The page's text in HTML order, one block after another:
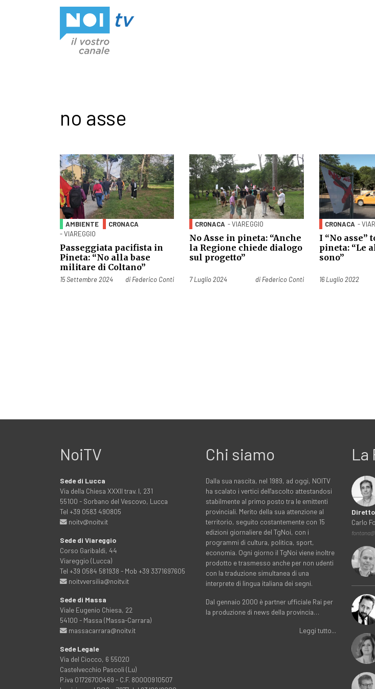
no asse
AMBIENTE
CRONACA
- VIAREGGIO
Passeggiata pacifista in
Pineta: “No alla base
militare di Coltano”
Pubblicato il
15 Settembre 2024 di Federico Conti
CRONACA - VIAREGGIO
No Asse in pineta: “Anche
la Regione chiede dialogo
sul progetto”
Pubblicato il
7 Luglio 2024 di Federico Conti
CRONACA -
I “No asse”
pineta: “Le
sono”
Pubblicato il
16 Luglio 2022
NoiTV
Sede di Lucca
Via della Chiesa XXXII trav. I, 231
55100 - Sorbano del Vescovo, Lucca
Tel +39 0583 490805
noitv@noitv.it
Sede di Viareggio
Corso Garibaldi, 44
Viareggio (Lucca)
Tel +39 0584 581938 - Mob +39 3371697605
noitvversilia@noitv.it
Sede di Massa
Viale Eugenio Chiesa, 22
54100 - Massa (Massa-Carrara)
massacarrara@noitv.it
Sede Legale
Via del Ciocco, 6 55020
Castelvecchio Pascoli (Lu)
P.iva 01726700469 - C.F. 80000910507
Chi siamo
Dalla sua nascita, nel 1989, ad oggi, NOITV
ha scalato i vertici dell'ascolto attestandosi
stabilmente al primo posto tra le emittenti
provinciali. Merito della sua attenzione al
territorio, seguito costantemente con 15
edizioni giornaliere del TgNoi, con i
programmi di cultura, politica, sport,
economia. Ogni giorno il TgNoi viene inoltre
prodotto e trasmesso anche per non udenti
con la traduzione simultanea di una
interprete di lingua italiana dei segni.
Dal gennaio 2000 è partner ufficiale Rai per
la produzione di news della provincia…
Leggi tutto...
La
Carlo